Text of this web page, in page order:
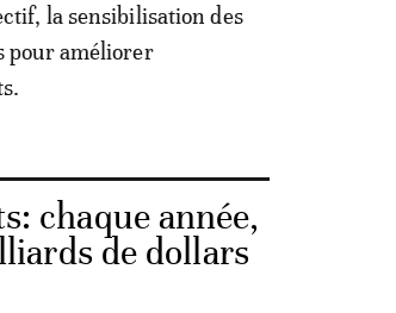
la sensibilisation des
pour améliorer
chaque année,
de dollars